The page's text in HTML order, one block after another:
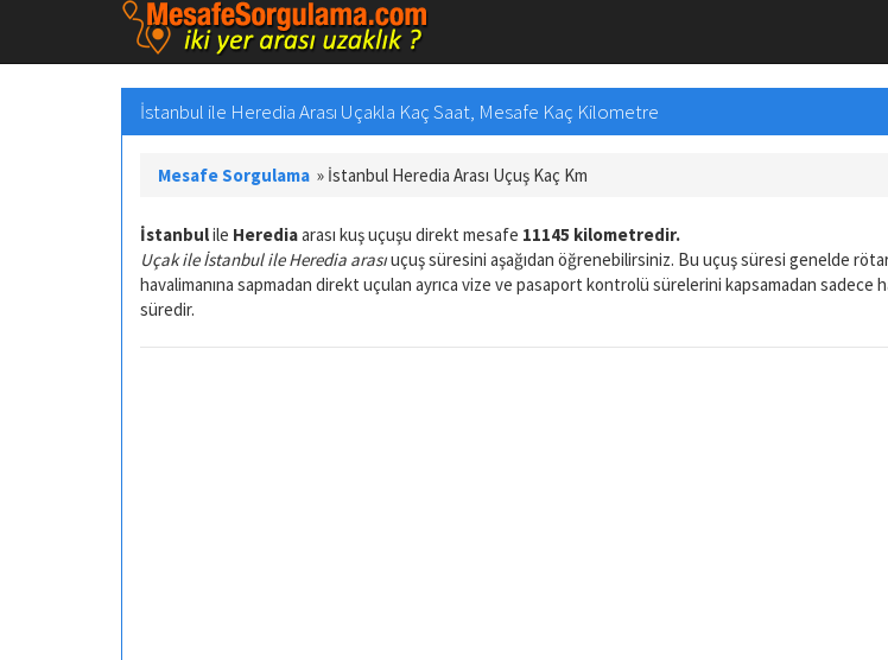
İstanbul ile Heredia Arası Uçakla Kaç Saat, Mesafe Kaç Kilometre
Mesafe Sorgulama » İstanbul Heredia Arası Uçuş Kaç Km
İstanbulile Herediaarası kuş uçuşu direkt mesafe 11145 kilometredir.
Uçak ile İstanbul ile Heredia arasıuçuş süresini aşağıdan öğrenebilirsiniz. Bu uçuş süresi genelde
havalimanına sapmadan direkt uçulan ayrıca vize ve pasaport kontrolü sürelerini kapsamadan sadece
süredir.